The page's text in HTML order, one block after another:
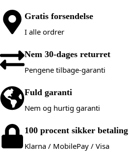
Gratis forsendelse
I alle ordrer
Nem 30-dages returret
Pengene tilbage-garanti
Fuld garanti
Nem og hurtig garanti
100 procent sikker betaling
Klarna / MobilePay / Visa